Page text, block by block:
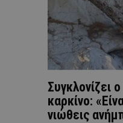
Συγκλονίζει
καρκίνο:
νιώθεις